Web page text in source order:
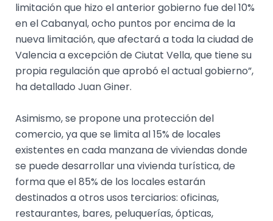
limitación que hizo el anterior gobierno fue del 10%
en el Cabanyal, ocho puntos por encima de la
nueva limitación, que afectará a toda la ciudad de
Valencia a excepción de Ciutat Vella, que tiene su
propia regulación que aprobó el actual gobierno”,
ha detallado Juan Giner.
Asimismo, se propone una protección del
comercio, ya que se limita al 15% de locales
existentes en cada manzana de viviendas donde
se puede desarrollar una vivienda turística, de
forma que el 85% de los locales estarán
destinados a otros usos terciarios: oficinas,
restaurantes, bares, peluquerías, ópticas,